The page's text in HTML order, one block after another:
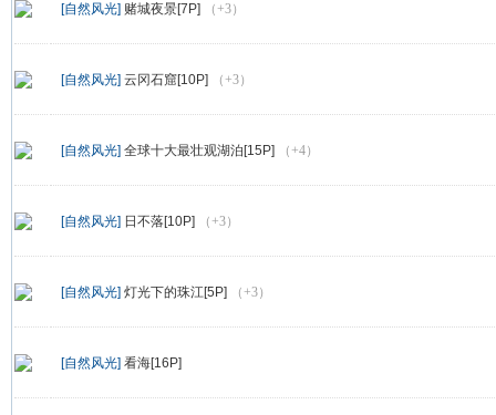
[自然风光] 赌城夜景[7P] （+3）
[自然风光] 云冈石窟[10P] （+3）
[自然风光] 全球十大最壮观湖泊[15P] （+4）
[自然风光] 日不落[10P] （+3）
[自然风光] 灯光下的珠江[5P] （+3）
[自然风光] 看海[16P]